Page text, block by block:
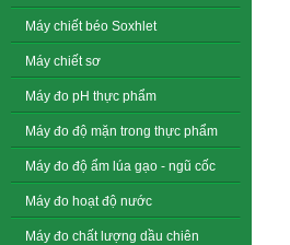
Máy chiết béo Soxhlet
Máy chiết sơ
Máy đo pH thực phẩm
Máy đo độ mặn trong thực phẩm
Máy đo độ ẩm lúa gạo - ngũ cốc
Máy đo hoạt độ nước
Máy đo chất lượng dầu chiên